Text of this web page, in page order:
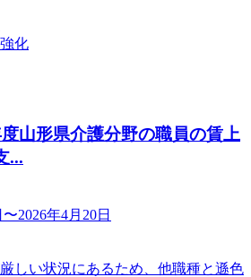
化
山形県介護分野の職員の賃上
...
2026年4月20日
しい状況にあるため、他職種と遜色